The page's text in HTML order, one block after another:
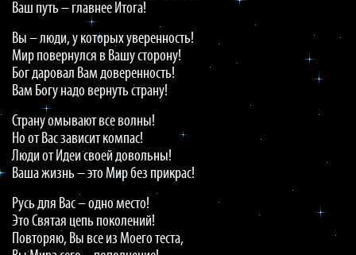
Ваш путь – главнее Итога!
Вы – люди, у которых уверенность!
Мир повернулся в Вашу сторону!
Бог даровал Вам доверенность!
Вам Богу надо вернуть страну!
Страну омывают все волны!
Но от Вас зависит компас!
Люди от Идеи своей довольны!
Ваша жизнь – это Мир без прикрас!
Русь для Вас – одно место!
Это Святая цепь поколений!
Повторяю, Вы все из Моего теста,